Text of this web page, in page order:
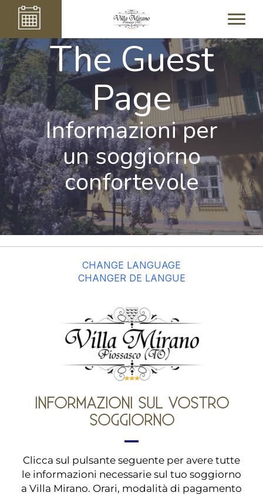
The Guest
Page
Informazioni per
un soggiorno
confortevole
CHANGE LANGUAGE
CHANGER DE LANGUE
INFORMAZIONI SUL VOSTRO
SOGGIORNO
Clicca sul pulsante seguente per avere tutte
le informazioni necessarie sul tuo soggiorno
a Villa Mirano. Orari, modalità di pagamento